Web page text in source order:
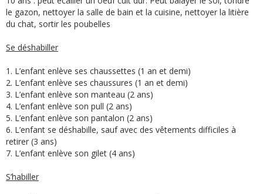
le gazon, nettoyer la salle de bain et la cuisine, nettoyer la litière
du chat, sortir les poubelles
Se déshabiller
1. L’enfant enlève ses chaussettes (1 an et demi)
2. L’enfant enlève ses chaussures (1 an et demi)
3. L’enfant enlève son manteau (2 ans)
4. L’enfant enlève son pull (2 ans)
5. L’enfant enlève son pantalon (2 ans)
6. L’enfant se déshabille, sauf avec des vêtements difficiles à
retirer (3 ans)
7. L’enfant enlève son gilet (4 ans)
S’habiller